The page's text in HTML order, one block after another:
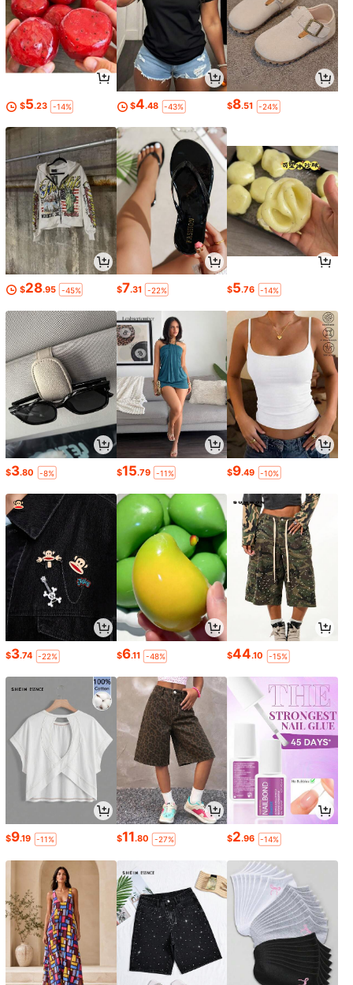
$5.23 -14% $4.48 -43% $8.51 -24%
$28.95 -45% $7.31 -22% $5.76 -14%
$3.80 -8% $15.79 -11% $9.49 -10%
$3.74 -22% $6.11 -48% $44.10 -15%
$9.19 -11% $11.80 -27% $2.96 -14%